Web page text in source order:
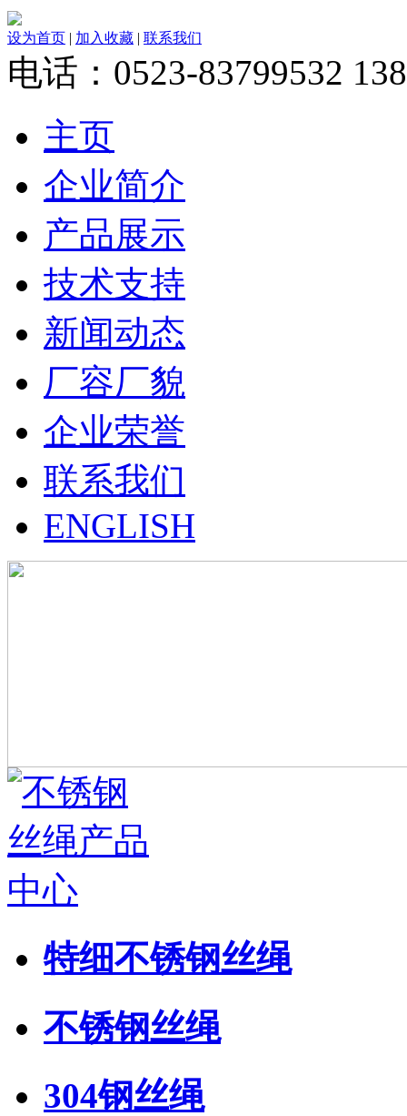
设为首页 | 加入收藏 | 联系我们
电话：0523-83799532
主页
企业简介
产品展示
技术支持
新闻动态
厂容厂貌
企业荣誉
联系我们
ENGLISH
特细不锈钢丝绳
不锈钢丝绳
304钢丝绳